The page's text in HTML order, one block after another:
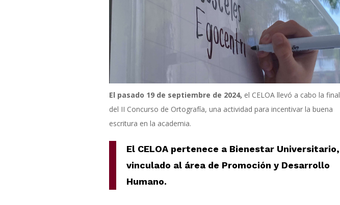
El pasado 19 de septiembre de 2024, el CELOA llevó a cabo la final
del II Concurso de Ortografía, una actividad para incentivar la buena
escritura en la academia.
El CELOA pertenece a Bienestar Universitario,
vinculado al área de Promoción y Desarrollo
Humano.